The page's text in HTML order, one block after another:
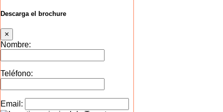
Descarga el brochure
×
Nombre:
Teléfono:
Email: